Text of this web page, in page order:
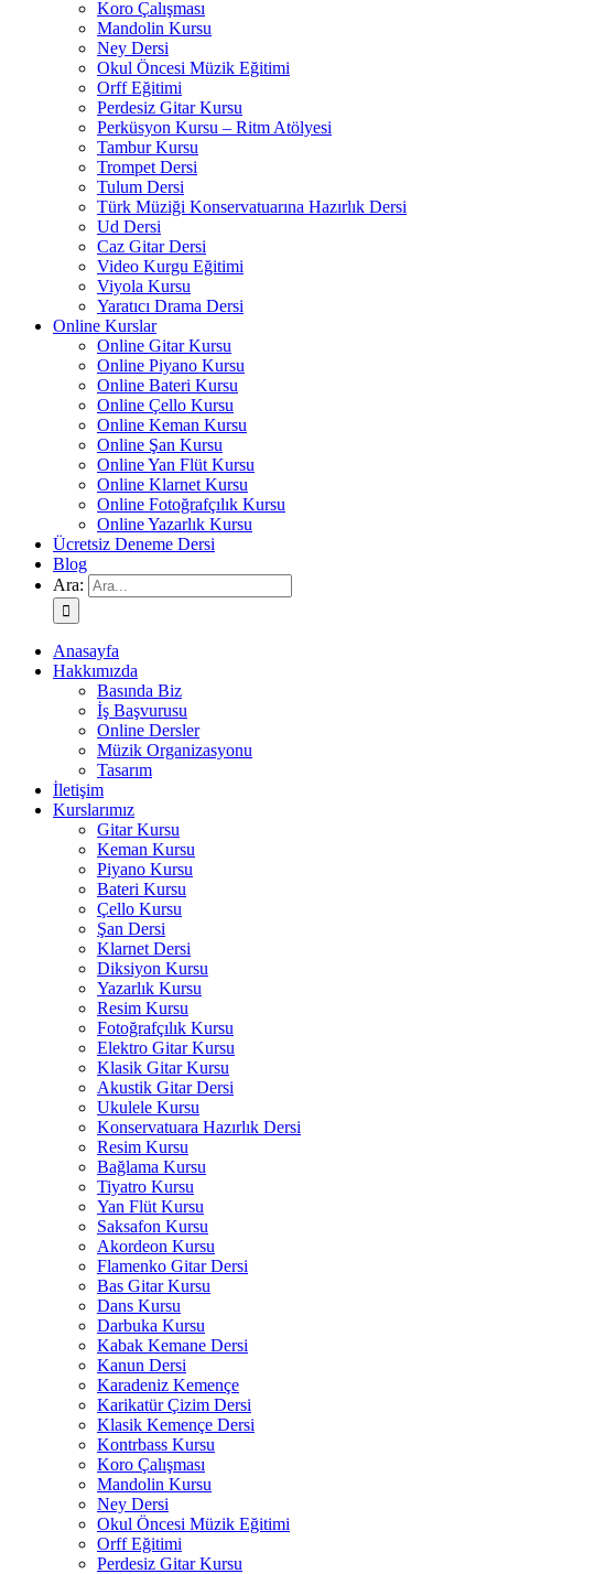
Koro Çalışması
Mandolin Kursu
Ney Dersi
Okul Öncesi Müzik Eğitimi
Orff Eğitimi
Perdesiz Gitar Kursu
Perküsyon Kursu – Ritm Atölyesi
Tambur Kursu
Trompet Dersi
Tulum Dersi
Türk Müziği Konservatuarına Hazırlık Dersi
Ud Dersi
Caz Gitar Dersi
Video Kurgu Eğitimi
Viyola Kursu
Yaratıcı Drama Dersi
Online Kurslar
Online Gitar Kursu
Online Piyano Kursu
Online Bateri Kursu
Online Çello Kursu
Online Keman Kursu
Online Şan Kursu
Online Yan Flüt Kursu
Online Klarnet Kursu
Online Fotoğrafçılık Kursu
Online Yazarlık Kursu
Ücretsiz Deneme Dersi
Blog
Ara:
Anasayfa
Hakkımızda
Basında Biz
İş Başvurusu
Online Dersler
Müzik Organizasyonu
Tasarım
İletişim
Kurslarımız
Gitar Kursu
Keman Kursu
Piyano Kursu
Bateri Kursu
Çello Kursu
Şan Dersi
Klarnet Dersi
Diksiyon Kursu
Yazarlık Kursu
Resim Kursu
Fotoğrafçılık Kursu
Elektro Gitar Kursu
Klasik Gitar Kursu
Akustik Gitar Dersi
Ukulele Kursu
Konservatuara Hazırlık Dersi
Resim Kursu
Bağlama Kursu
Tiyatro Kursu
Yan Flüt Kursu
Saksafon Kursu
Akordeon Kursu
Flamenko Gitar Dersi
Bas Gitar Kursu
Dans Kursu
Darbuka Kursu
Kabak Kemane Dersi
Kanun Dersi
Karadeniz Kemençe
Karikatür Çizim Dersi
Klasik Kemençe Dersi
Kontrbass Kursu
Koro Çalışması
Mandolin Kursu
Ney Dersi
Okul Öncesi Müzik Eğitimi
Orff Eğitimi
Perdesiz Gitar Kursu